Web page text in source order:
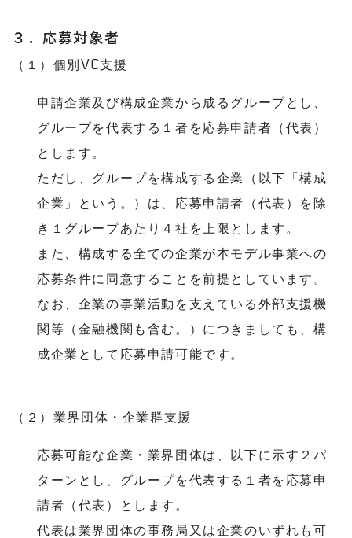
３．応募対象者
（１）個別VC支援
申請企業及び構成企業から成るグループとし、
グループを代表する１者を応募申請者（代表）
とします。
ただし、グループを構成する企業（以下「構成
企業」という。）は、応募申請者（代表）を除
き１グループあたり４社を上限とします。
また、構成する全ての企業が本モデル事業への
応募条件に同意することを前提としています。
なお、企業の事業活動を支えている外部支援機
関等（金融機関も含む。）につきましても、構
成企業として応募申請可能です。
（２）業界団体・企業群支援
応募可能な企業・業界団体は、以下に示す２パ
ターンとし、グループを代表する１者を応募申
請者（代表）とします。
代表は業界団体の事務局又は企業のいずれも可